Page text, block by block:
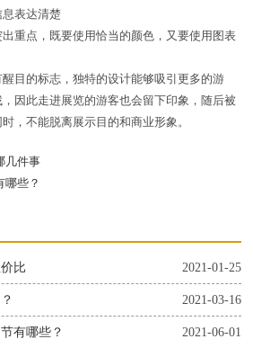
表达清楚
点，既要使用恰当的颜色，又要使用图表
的标志，独特的设计能够吸引更多的游
因此走进展览的游客也会留下印象，随后被
，不能脱离展示目的和商业形象。
几件事
哪些？
2021-01-25
比
2021-03-16
2021-06-01
有哪些？